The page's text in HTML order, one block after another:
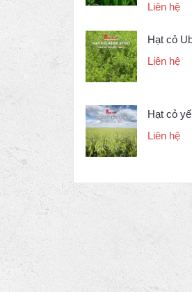
Liên hệ
Hạt cỏ
Liên hệ
Hạt cỏ
Liên hệ